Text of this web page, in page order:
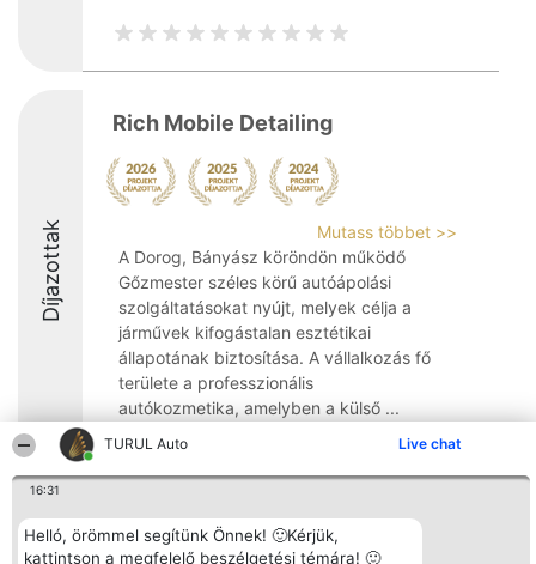
TURUL Auto Live chat
16:31
Helló, örömmel segítünk Önnek! 🙂Kérjük,
kattintson a megfelelő beszélgetési témára! 🙂
Díjazottak
Rich Mobile Detailing
Mutass többet >>
A Dorog, Bányász köröndön működő
Gőzmester széles körű autóápolási
szolgáltatásokat nyújt, melyek célja a
járművek kifogástalan esztétikai
állapotának biztosítása. A vállalkozás fő
területe a professzionális
autókozmetika, amelyben a külső ...
8.4
Rangsorszervező
SC Beautiful Company S.R.L.
Népszavazás
Nyertesek Elérhetőség